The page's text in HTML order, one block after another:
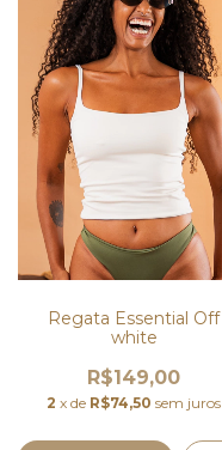
Regata Essential Off
white
R$149,00
2 x de R$74,50 sem juros